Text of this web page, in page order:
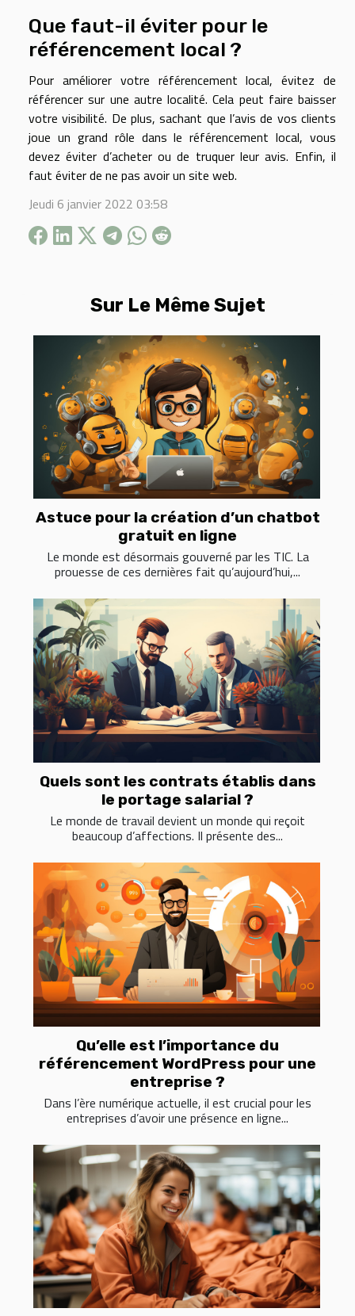
Sur Le Même Sujet
Astuce pour la création d’un chatbot
gratuit en ligne
Le monde est désormais gouverné par les TIC. La
prouesse de ces dernières fait qu’aujourd’hui,...
Quels sont les contrats établis dans
le portage salarial ?
Le monde de travail devient un monde qui reçoit
beaucoup d’affections. Il présente des...
Qu’elle est l’importance du
référencement WordPress pour une
entreprise ?
Dans l’ère numérique actuelle, il est crucial pour les
entreprises d’avoir une présence en ligne...
Que faut-il éviter pour le
référencement local ?
Pour améliorer votre référencement local, évitez de
référencer sur une autre localité. Cela peut faire baisser
votre visibilité. De plus, sachant que l’avis de vos clients
joue un grand rôle dans le référencement local, vous
devez éviter d’acheter ou de truquer leur avis. Enfin, il
faut éviter de ne pas avoir un site web.
Jeudi 6 janvier 2022 03:58